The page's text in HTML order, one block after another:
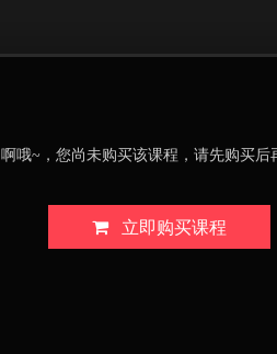
啊哦~，您尚未购买该课程，请先购买后
立即购买课程